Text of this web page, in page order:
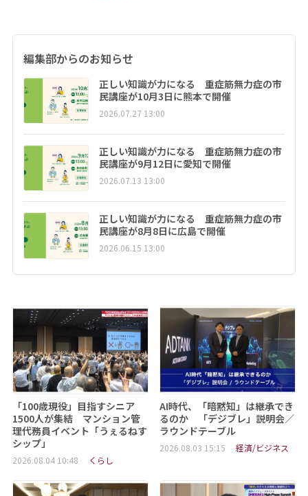
編集部からのお知らせ
正しい知識が力になる 重症筋無力症の市
民講座が10月3日に熊本で開催
2026.07.27 13:00
正しい知識が力になる 重症筋無力症の市
民講座が9月12日に愛知で開催
2026.07.13 13:00
正しい知識が力になる 重症筋無力症の市
民講座が8月8日に広島で開催
2026.06.15 13:00
「100歳現役」目指すシニア
1500人が集結 マンション管
理代務員イベント「うぇるねす
シップ」
2026.08.04 10:48 くらし
AI時代、「暗黙知」は継承でき
るのか 「デジブレ」説明会／
ラウンドテーブル
2026.08.03 15:15 経済/ビジネス